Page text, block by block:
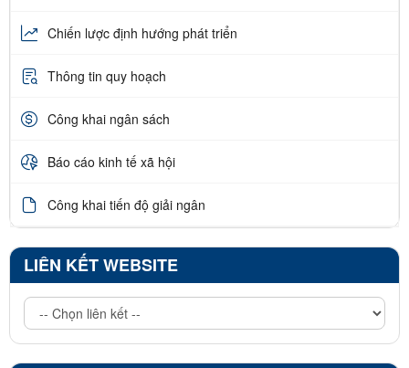
Chiến lược định hướng phát triển
Thông tin quy hoạch
Công khai ngân sách
Báo cáo kinh tế xã hội
Công khai tiến độ giải ngân
LIÊN KẾT WEBSITE